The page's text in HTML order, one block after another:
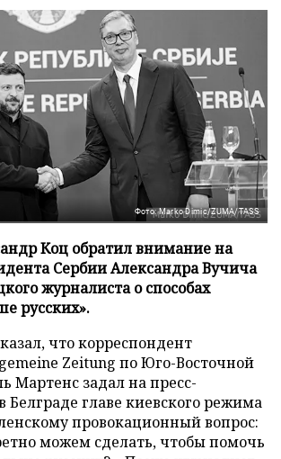
Фото: Marko Dimic/ZUMA/TASS
Коц обратил внимание на
Сербии Александра Вучича
журналиста о способах
русских».
что корреспондент
Zeitung по Юго-Восточной
Мартенс задал на пресс-
главе киевского режима
провокационный вопрос:
можем сделать, чтобы помочь